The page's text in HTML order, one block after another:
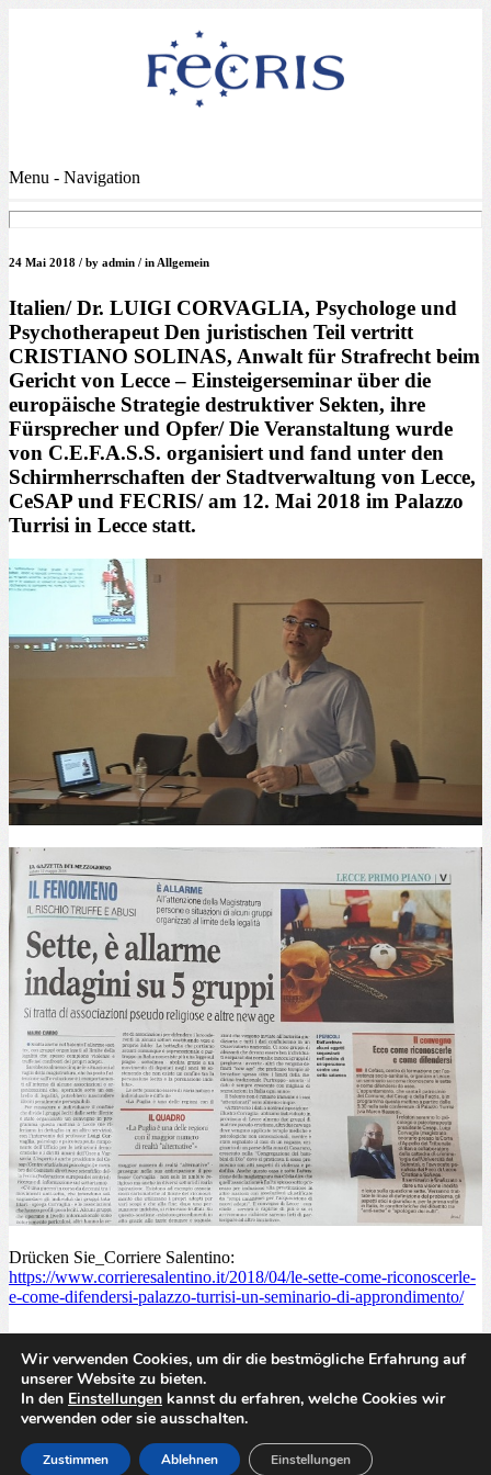
Menu - Navigation
24 Mai 2018 / by admin / inAllgemein
Italien/ Dr. LUIGI CORVAGLIA, Psychologe und
Psychotherapeut Den juristischen Teil vertritt
CRISTIANO SOLINAS, Anwalt für Strafrecht beim
Gericht von Lecce – Einsteigerseminar über die
europäische Strategie destruktiver Sekten, ihre
Fürsprecher und Opfer/ Die Veranstaltung wurde
von C.E.F.A.S.S. organisiert und fand unter den
Schirmherrschaften der Stadtverwaltung von Lecce,
CeSAP und FECRIS/ am 12. Mai 2018 im Palazzo
Turrisi in Lecce statt.
Drücken Sie_Corriere Salentino:
https://www.corrieresalentino.it/2018/04/le-sette-come-riconoscerle-
e-come-difendersi-palazzo-turrisi-un-seminario-di-approndimento/
Copyright © 2018. FECRIS . All rights reserved
Wir verwenden Cookies, um dir die bestmögliche Erfahrung auf
unserer Website zu bieten.
In den Einstellungen kannst du erfahren, welche Cookies wir
verwenden oder sie ausschalten.
Zustimmen Ablehnen Einstellungen
Español polski